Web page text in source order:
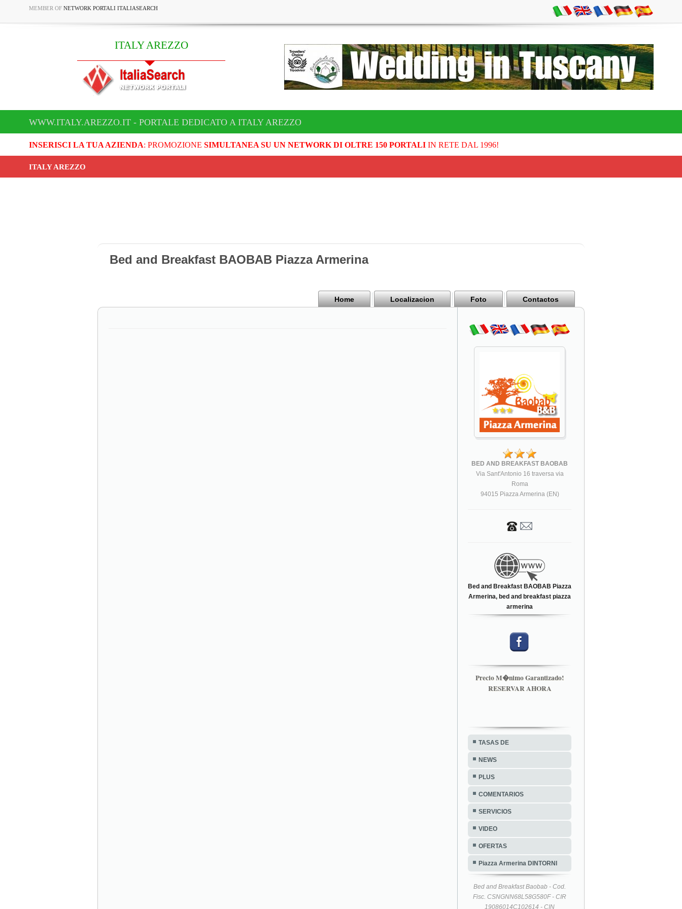
MEMBER OF NETWORK PORTALI ITALIASEARCH
ITALY AREZZO
WWW.ITALY.AREZZO.IT - PORTALE DEDICATO A ITALY AREZZO
INSERISCI LA TUA AZIENDA: PROMOZIONE SIMULTANEA SU UN NETWORK DI OLTRE 150 PORTALIIN RETE DAL 1996!
ITALY AREZZO
Bed and Breakfast BAOBAB Piazza Armerina
Home Localizacion Foto Contactos
BED AND BREAKFAST BAOBAB
Via Sant'Antonio 16 traversa via
Roma
94015 Piazza Armerina (EN)
Bed and Breakfast BAOBAB Piazza
Armerina, bed and breakfast piazza
armerina
Precio M�nimo Garantizado!
RESERVAR AHORA
TASAS DE
NEWS
PLUS
COMENTARIOS
SERVICIOS
VIDEO
OFERTAS
Piazza Armerina DINTORNI
Bed and Breakfast Baobab - Cod.
Fisc. CSNGNN68L58G580F - CIR
19086014C102614 - CIN